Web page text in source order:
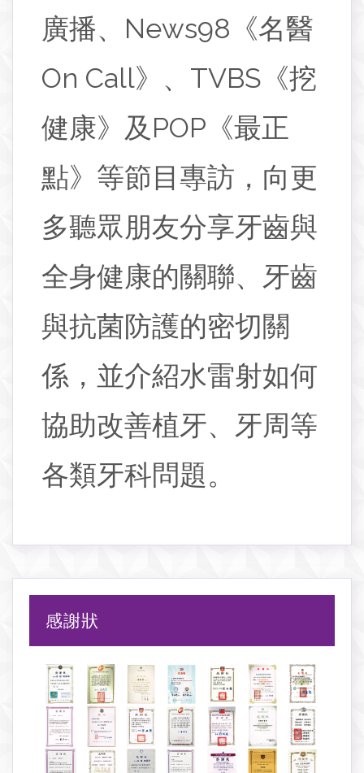
廣播、News98《名醫
On Call》、TVBS《挖
健康》及POP《最正
點》等節目專訪，向更
多聽眾朋友分享牙齒與
全身健康的關聯、牙齒
與抗菌防護的密切關
係，並介紹水雷射如何
協助改善植牙、牙周等
各類牙科問題。
感謝狀